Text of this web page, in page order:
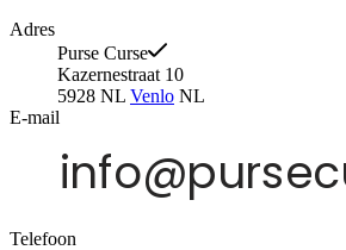
Adres
Purse Curse
Kazernestraat 10
5928 NL Venlo NL
E-mail
Telefoon